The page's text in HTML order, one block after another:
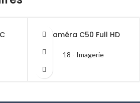
Caméra C50 Full HD
18 - Imagerie